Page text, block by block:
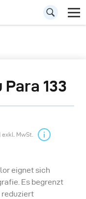
133
MwSt.
eignet sich
Es begrenzt
reduziert